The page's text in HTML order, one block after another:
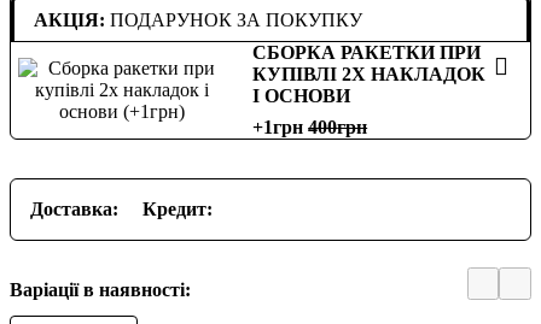
АКЦІЯ: ПОДАРУНОК ЗА ПОКУПКУ
СБОРКА РАКЕТКИ ПРИ
КУПІВЛІ 2Х НАКЛАДОК
І ОСНОВИ
+1грн 400
Доставка: Кредит:
Варіації в наявності: